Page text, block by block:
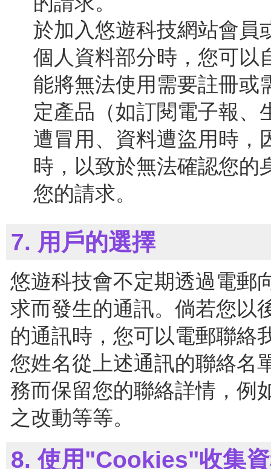
於加入悠遊科技網站會員
個人資料部分時，您可以
能將無法使用需要註冊或
定產品（如訂閱電子報、
遭冒用、資料遭盜用時，
時，以致於無法確認您的
您的請求。
7. 用戶的選擇
悠遊科技會不定期透過電郵
求而發生的通訊。倘若您以
的通訊時，您可以電郵聯絡
您姓名從上述通訊的聯絡名
務而保留您的聯絡詳情，例
之改動等等。
8. 使用"Cookies"收集